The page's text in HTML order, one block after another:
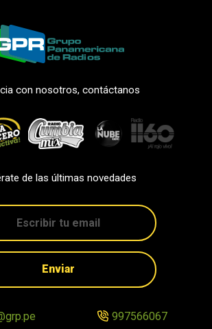
con nosotros, contáctanos
de las últimas novedades
Enviar
997566067